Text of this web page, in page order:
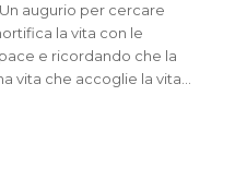
augurio per cercare
la vita con le
e ricordando che la
vita che accoglie la vita…